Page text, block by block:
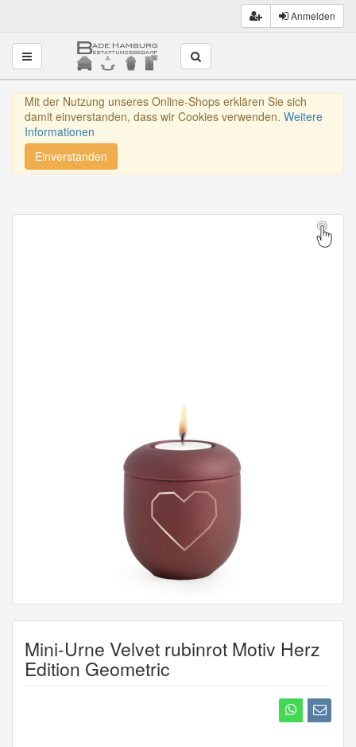
Anmelden
Toggle navigation
Mit der Nutzung unseres Online-Shops erklären Sie sich
damit einverstanden, dass wir Cookies verwenden. Weitere
Informationen
Einverstanden
Mini-Urne Velvet rubinrot Motiv Herz
Edition Geometric